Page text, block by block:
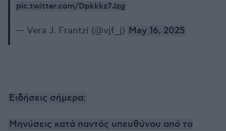
pic.twitter.com/Dpkkkz7Jzg
— Vera J. Frantzi (@vjf_j) May 16, 2025
Ειδήσεις σήμερα:
Μηνύσεις κατά παντός υπευθύνου από το